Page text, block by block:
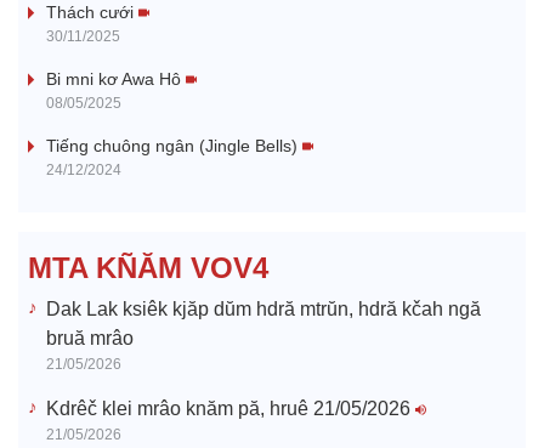
i
o
Thách cưới
30/11/2025
Bi mni kơ Awa Hô
08/05/2025
Tiếng chuông ngân (Jingle Bells)
24/12/2024
MTA KÑĂM VOV4
Dak Lak ksiêk kjăp dŭm hdră mtrŭn, hdră kčah ngă
bruă mrâo
21/05/2026
Kdrêč klei mrâo knăm pă, hruê 21/05/2026
21/05/2026